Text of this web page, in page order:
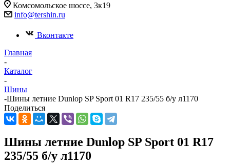
Комсомольское шоссе, 3к19
info@tershin.ru
Вконтакте
Главная
-
Каталог
-
Шины
-Шины летние Dunlop SP Sport 01 R17 235/55 б/у л1170
Поделиться
Шины летние Dunlop SP Sport 01 R17
235/55 б/у л1170